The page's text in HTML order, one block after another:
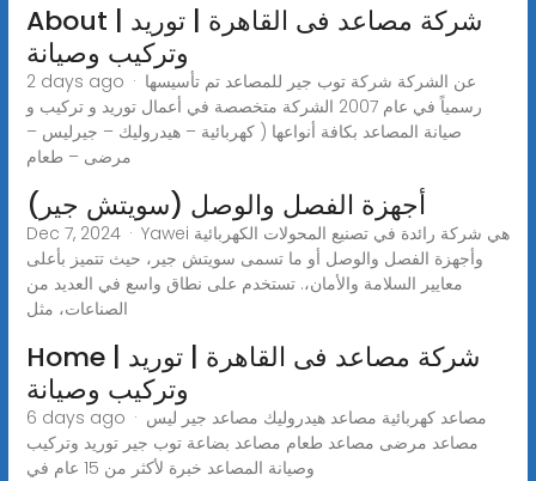
About | شركة مصاعد فى القاهرة | توريد
وتركيب وصيانة
2 days ago · عن الشركة شركة توب جير للمصاعد تم تأسيسها
رسمياً في عام 2007 الشركة متخصصة في أعمال توريد و تركيب و
صيانة المصاعد بكافة أنواعها ( كهربائية – هيدروليك – جيرليس –
مرضى – طعام
أجهزة الفصل والوصل (سويتش جير)
Dec 7, 2024 · Yawei هي شركة رائدة في تصنيع المحولات الكهربائية
وأجهزة الفصل والوصل أو ما تسمى سويتش جير، حيث تتميز بأعلى
معايير السلامة والأمان،. تستخدم على نطاق واسع في العديد من
الصناعات، مثل
Home | شركة مصاعد فى القاهرة | توريد
وتركيب وصيانة
6 days ago · مصاعد كهربائية مصاعد هيدروليك مصاعد جير ليس
مصاعد مرضى مصاعد طعام مصاعد بضاعة توب جير توريد وتركيب
وصيانة المصاعد خبرة لأكثر من 15 عام في